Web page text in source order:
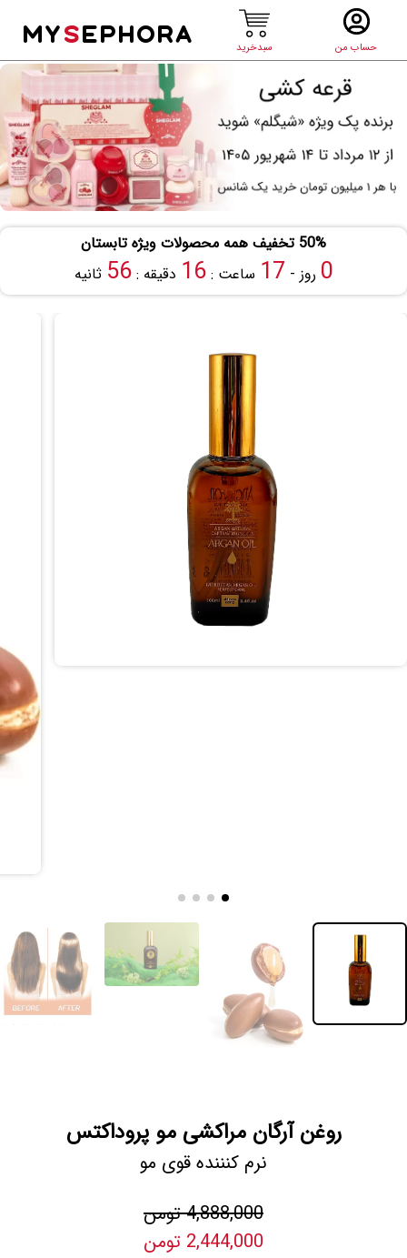
حساب من سبدخرید
MYSEPHORA
50% تخفیف همه محصولات ویژه تابستان
0 روز - 17 ساعت :16 دقیقه :55 ثانیه
روغن آرگان مراکشی مو پروداکتس
نرم کنننده قوی مو
4,888,000 تومن
2,444,000 تومن